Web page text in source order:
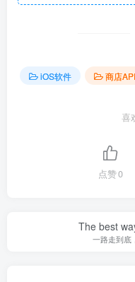
iOS软件 商店
喜
点赞0
The best
一路走到底